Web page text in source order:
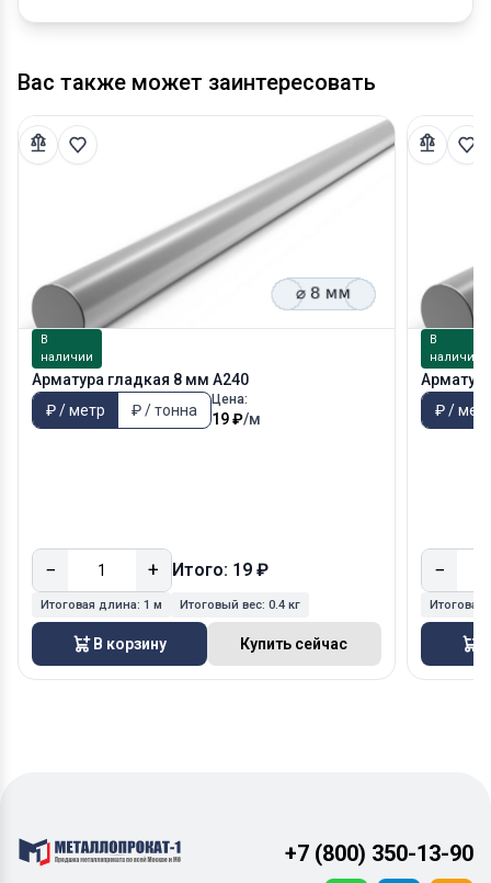
Вас также может заинтересовать
В
наличии
Арматура гладкая 8 мм A240
₽ / метр
₽ / тонна
Цена:
19 ₽/м
− + Итого: 19 ₽
Итоговая длина: 1 м Итоговый вес: 0.4 кг
В корзину Купить сейчас
В
наличии
₽ /
−
+7 (800) 350-13-90